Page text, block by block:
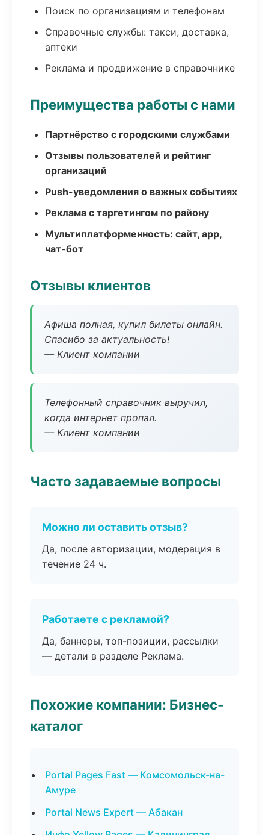
Поиск по организациям и телефонам
Справочные службы: такси, доставка,
аптеки
Реклама и продвижение в справочнике
Преимущества работы с нами
Партнёрство с городскими службами
Отзывы пользователей и рейтинг
организаций
Push-уведомления о важных событиях
Реклама с таргетингом по району
Мультиплатформенность: сайт, app,
чат-бот
Отзывы клиентов
Афиша полная, купил билеты онлайн.
Спасибо за актуальность!
— Клиент компании
Телефонный справочник выручил,
когда интернет пропал.
— Клиент компании
Часто задаваемые вопросы
Можно ли оставить отзыв?
Да, после авторизации, модерация в
течение 24 ч.
Работаете с рекламой?
Да, баннеры, топ-позиции, рассылки
— детали в разделе Реклама.
Похожие компании: Бизнес-
каталог
Portal Pages Fast — Комсомольск-на-
Амуре
Portal News Expert — Абакан